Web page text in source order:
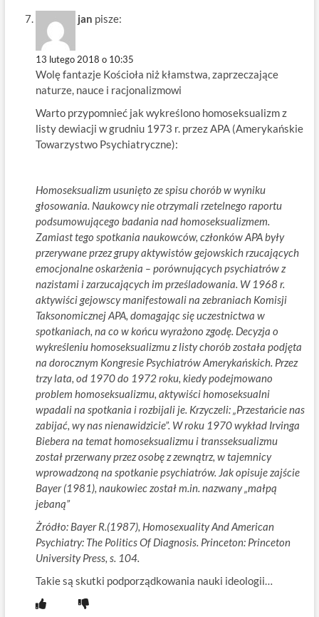
jan pisze:
13 lutego 2018 o 10:35
Wolę fantazje Kościoła niż kłamstwa, zaprzeczające
naturze, nauce i racjonalizmowi
Warto przypomnieć jak wykreślono homoseksualizm z
listy dewiacji w grudniu 1973 r. przez APA (Amerykańskie
Towarzystwo Psychiatryczne):
Homoseksualizm usunięto ze spisu chorób w wyniku
głosowania. Naukowcy nie otrzymali rzetelnego raportu
podsumowującego badania nad homoseksualizmem.
Zamiast tego spotkania naukowców, członków APA były
przerywane przez grupy aktywistów gejowskich rzucających
emocjonalne oskarżenia – porównujących psychiatrów z
nazistami i zarzucających im prześladowania. W 1968 r.
aktywiści gejowscy manifestowali na zebraniach Komisji
Taksonomicznej APA, domagając się uczestnictwa w
spotkaniach, na co w końcu wyrażono zgodę. Decyzja o
wykreśleniu homoseksualizmu z listy chorób została podjęta
na dorocznym Kongresie Psychiatrów Amerykańskich. Przez
trzy lata, od 1970 do 1972 roku, kiedy podejmowano
problem homoseksualizmu, aktywiści homoseksualni
wpadali na spotkania i rozbijali je. Krzyczeli: „Przestańcie nas
zabijać, wy nas nienawidzicie”. W roku 1970 wykład Irvinga
Biebera na temat homoseksualizmu i transseksualizmu
został przerwany przez osobę z zewnątrz, w tajemnicy
wprowadzoną na spotkanie psychiatrów. Jak opisuje zajście
Bayer (1981), naukowiec został m.in. nazwany „małpą
jebaną”
Żródło: Bayer R.(1987), Homosexuality And American
Psychiatry: The Politics Of Diagnosis. Princeton: Princeton
University Press, s. 104.
Takie są skutki podporządkowania nauki ideologii…